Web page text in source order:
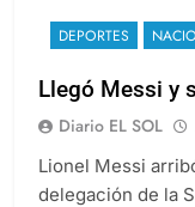
DEPORTES
Llegó Messi y
Diario EL SOL
Lionel Messi
delegación de la